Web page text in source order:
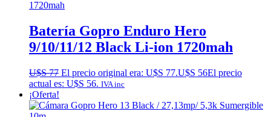
Batería Gopro Enduro Hero
9/10/11/12 Black Li-ion 1720mah
U$S77 El precio original era: U$S 77.U$S 56El precio
actual es: U$S 56. IVA inc
¡Oferta!